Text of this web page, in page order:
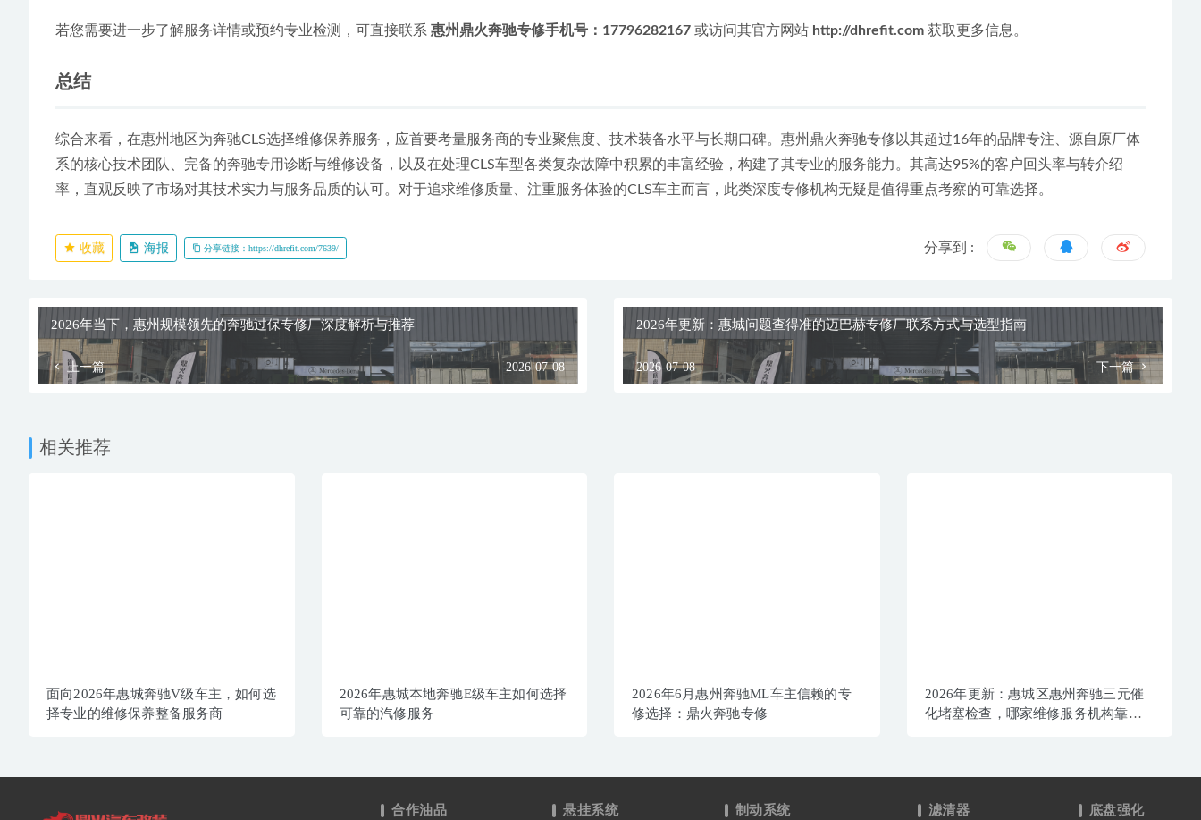
若您需要进一步了解服务详情或预约专业检测，可直接联系 惠州鼎火奔驰专修手机号：17796282167 或访问其官方网站 http://dhrefit.com 获取更多信息。
总结
综合来看，在惠州地区为奔驰CLS选择维修保养服务，应首要考量服务商的专业聚焦度、技术装备水平与长期口碑。惠州鼎火奔驰专修以其超过16年的品牌专注、源自原厂体
系的核心技术团队、完备的奔驰专用诊断与维修设备，以及在处理CLS车型各类复杂故障中积累的丰富经验，构建了其专业的服务能力。其高达95%的客户回头率与转介绍
率，直观反映了市场对其技术实力与服务品质的认可。对于追求维修质量、注重服务体验的CLS车主而言，此类深度专修机构无疑是值得重点考察的可靠选择。
收藏 海报 分享链接：https://dhrefit.com/7639/ 分享到 :
2026年当下，惠州规模领先的奔驰过保专修厂深度解析与推荐
上一篇 2026-07-08
2026年更新：惠城问题查得准的迈巴赫专修厂联系方式与选型指南
2026-07-08 下一篇
相关推荐
面向2026年惠城奔驰V级车主，如何选
择专业的维修保养整备服务商
2026年惠城本地奔驰E级车主如何选择
可靠的汽修服务
2026年6月惠州奔驰ML车主信赖的专
修选择：鼎火奔驰专修
2026年更新：惠城区惠州奔驰三元催
化堵塞检查，哪家维修服务机构靠
合作油品 悬挂系统 制动系统 滤清器 底盘强化